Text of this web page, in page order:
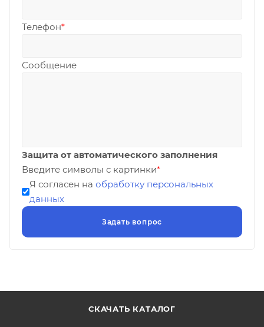
Телефон*
Сообщение
Защита от автоматического заполнения
Введите символы с картинки*
Я согласен на обработку персональных
данных
СКАЧАТЬ КАТАЛОГ